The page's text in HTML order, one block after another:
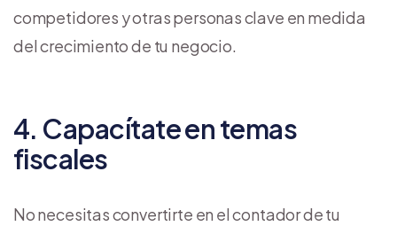
competidores y otras personas clave en medida
del crecimiento de tu negocio.
4. Capacítate en temas
fiscales
No necesitas convertirte en el contador de tu